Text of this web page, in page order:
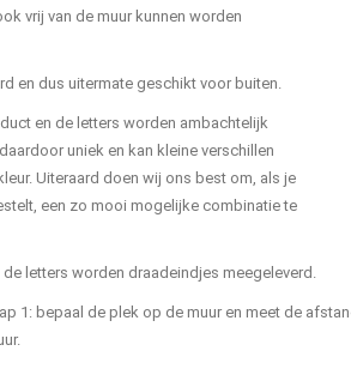
vrij van de muur kunnen worden
en dus uitermate geschikt voor buiten.
en de letters worden ambachtelijk
uniek en kan kleine verschillen
Uiteraard doen wij ons best om, als je
een zo mooi mogelijke combinatie te
de letters worden draadeindjes meegeleverd.
1: bepaal de plek op de muur en meet de